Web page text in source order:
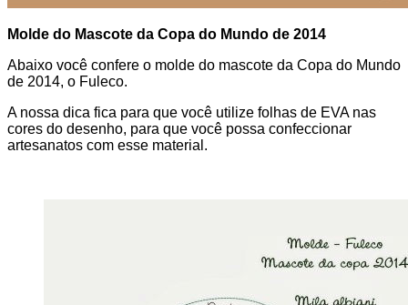
Molde do Mascote da Copa do Mundo de 2014
Abaixo você confere o molde do mascote da Copa do Mundo
de 2014, o Fuleco.
A nossa dica fica para que você utilize folhas de EVA nas
cores do desenho, para que você possa confeccionar
artesanatos com esse material.